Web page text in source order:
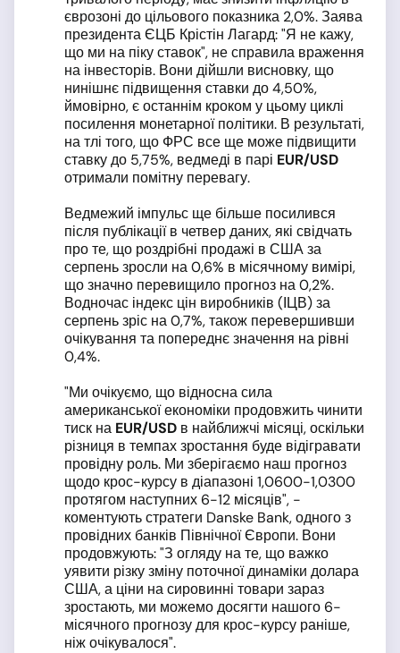
єврозоні до цільового показника 2,0%. Заява
президента ЄЦБ Крістін Лагард: "Я не кажу,
що ми на піку ставок", не справила враження
на інвесторів. Вони дійшли висновку, що
нинішнє підвищення ставки до 4,50%,
ймовірно, є останнім кроком у цьому циклі
посилення монетарної політики. В результаті,
на тлі того, що ФРС все ще може підвищити
ставку до 5,75%, ведмеді в парі EUR/USD
отримали помітну перевагу.
Ведмежий імпульс ще більше посилився
після публікації в четвер даних, які свідчать
про те, що роздрібні продажі в США за
серпень зросли на 0,6% в місячному вимірі,
що значно перевищило прогноз на 0,2%.
Водночас індекс цін виробників (ІЦВ) за
серпень зріс на 0,7%, також перевершивши
очікування та попереднє значення на рівні
0,4%.
"Ми очікуємо, що відносна сила
американської економіки продовжить чинити
тиск на EUR/USD в найближчі місяці, оскільки
різниця в темпах зростання буде відігравати
провідну роль. Ми зберігаємо наш прогноз
щодо крос-курсу в діапазоні 1,0600-1,0300
протягом наступних 6-12 місяців", -
коментують стратеги Danske Bank, одного з
провідних банків Північної Європи. Вони
продовжують: "З огляду на те, що важко
уявити різку зміну поточної динаміки долара
США, а ціни на сировинні товари зараз
зростають, ми можемо досягти нашого 6-
місячного прогнозу для крос-курсу раніше,
ніж очікувалося".